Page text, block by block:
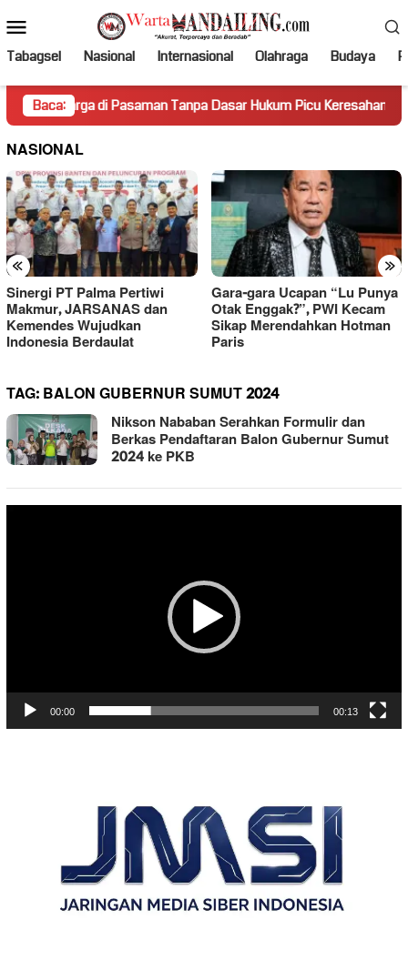
ke
kontenMobile
Tabagsel Nasional Internasional Olahraga Budaya
Baca:
di Pasaman Tanpa Dasar Hukum Picu Keresahan
NASIONAL
« »
Sinergi PT Palma Pertiwi
Makmur, JARSANAS dan
Kemendes Wujudkan
Indonesia Berdaulat
Gara-gara Ucapan “Lu Punya
Otak Enggak?”, PWI Kecam
Sikap Merendahkan Hotman
Paris
TAG:BALON GUBERNUR SUMUT 2024
Nikson Nababan Serahkan Formulir dan
Berkas Pendaftaran Balon Gubernur Sumut
2024 ke PKB
00:00 00:13